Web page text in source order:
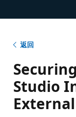
返回
Studio